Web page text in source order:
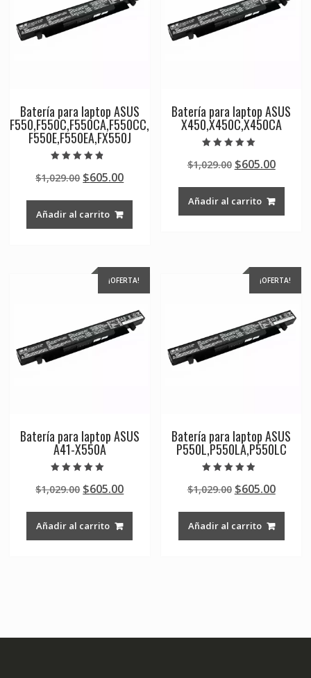
Batería para laptop ASUS
F550,F550C,F550CA,F550CC,
F550E,F550EA,FX550J
4.50
de 5
$1,029.00 Original
was:
$1,029.00.
$605.00Current
Añadir al carrito
Batería para laptop ASUS
X450,X450C,X450CA
5.00
de 5
$1,029.00 Original
was:
$1,029.00.
$605.00
Añadir al carrito
¡OFERTA!
Batería para laptop ASUS
A41-X550A
5.00
de 5
$1,029.00 Original
was:
$1,029.00.
$605.00Current
Añadir al carrito
¡OFERTA!
Batería para laptop ASUS
P550L,P550LA,P550LC
4.50
de 5
$1,029.00 Original
was:
$1,029.00.
$605.00
Añadir al carrito